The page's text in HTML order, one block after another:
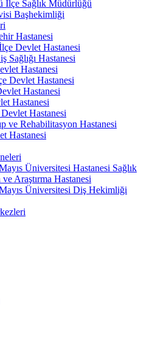
İlçe Sağlık Müdürlüğü
Başhekimliği
Hastanesi
Devlet Hastanesi
Sağlığı Hastanesi
Hastanesi
Devlet Hastanesi
Hastanesi
Hastanesi
Hastanesi
ve Rehabilitasyon Hastanesi
Hastanesi
Üniversitesi Hastanesi Sağlık
Araştırma Hastanesi
Üniversitesi Diş Hekimliği